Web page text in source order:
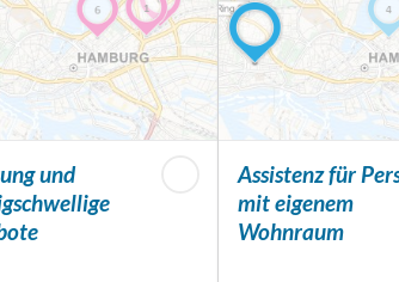
und
Assistenz für
mit eigenem
Wohnraum